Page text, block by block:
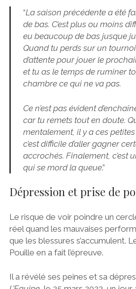
“La saison précédente a été
de bas. C’est plus ou moins
eu beaucoup de bas jusque
Quand tu perds sur un
d’attente pour jouer le
et tu as le temps de ruminer
chambre ce qui ne va pas.
Ce n’est pas évident
car tu remets tout en doute.
mentalement, il y a ces
c’est difficile d’aller gagner
accrochés. Finalement, c’est
qui se mord la queue.”
Dépression et prise de
Le risque de voir poindre un
réel quand les mauvaises
que les blessures s’accumulent.
Pouille en a fait l’épreuve.
Il a révélé ses peines et sa